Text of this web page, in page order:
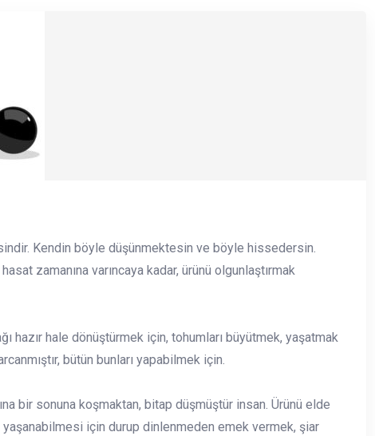
Kendin böyle düşünmektesin ve böyle hissedersin.
zamanına varıncaya kadar, ürünü olgunlaştırmak
hazır hale dönüştürmek için, tohumları büyütmek, yaşatmak
bütün bunları yapabilmek için.
bir sonuna koşmaktan, bitap düşmüştür insan. Ürünü elde
için durup dinlenmeden emek vermek, şiar